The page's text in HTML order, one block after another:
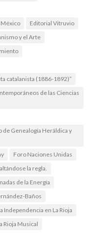
México
Editorial Vitruvio
y el Arte
catalanista (1886-1892)”
de las Ciencias
de Genealogía Heráldica y
Foro Naciones Unidas
la regla.
de la Energía
Baños
Independencia en La Rioja
Rioja Musical